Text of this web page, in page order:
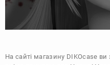
На сайті магазину DIKOcase ви